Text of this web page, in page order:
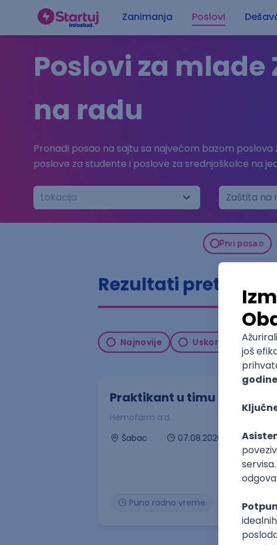
Zanimanja Poslovi
Poslovi za mlade
na radu
Pronađi posao na sajtu sa najvećom bazom poslova
poslove za studente i poslove za srednjoškolce na
Lokacija Zaštita na
Prvi posao
Rezultati pretrage
Najnovije Uskoro ističe
Praktikant u timu za
Hemofarm a.d.
Šabac
07.08.2026
Puno radno vreme